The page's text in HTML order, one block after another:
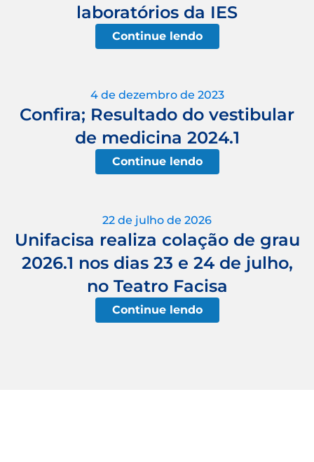
laboratórios da IES
Continue lendo
4 de dezembro de 2023
Confira; Resultado do vestibular
de medicina 2024.1
Continue lendo
22 de julho de 2026
Unifacisa realiza colação de grau
2026.1 nos dias 23 e 24 de julho,
no Teatro Facisa
Continue lendo